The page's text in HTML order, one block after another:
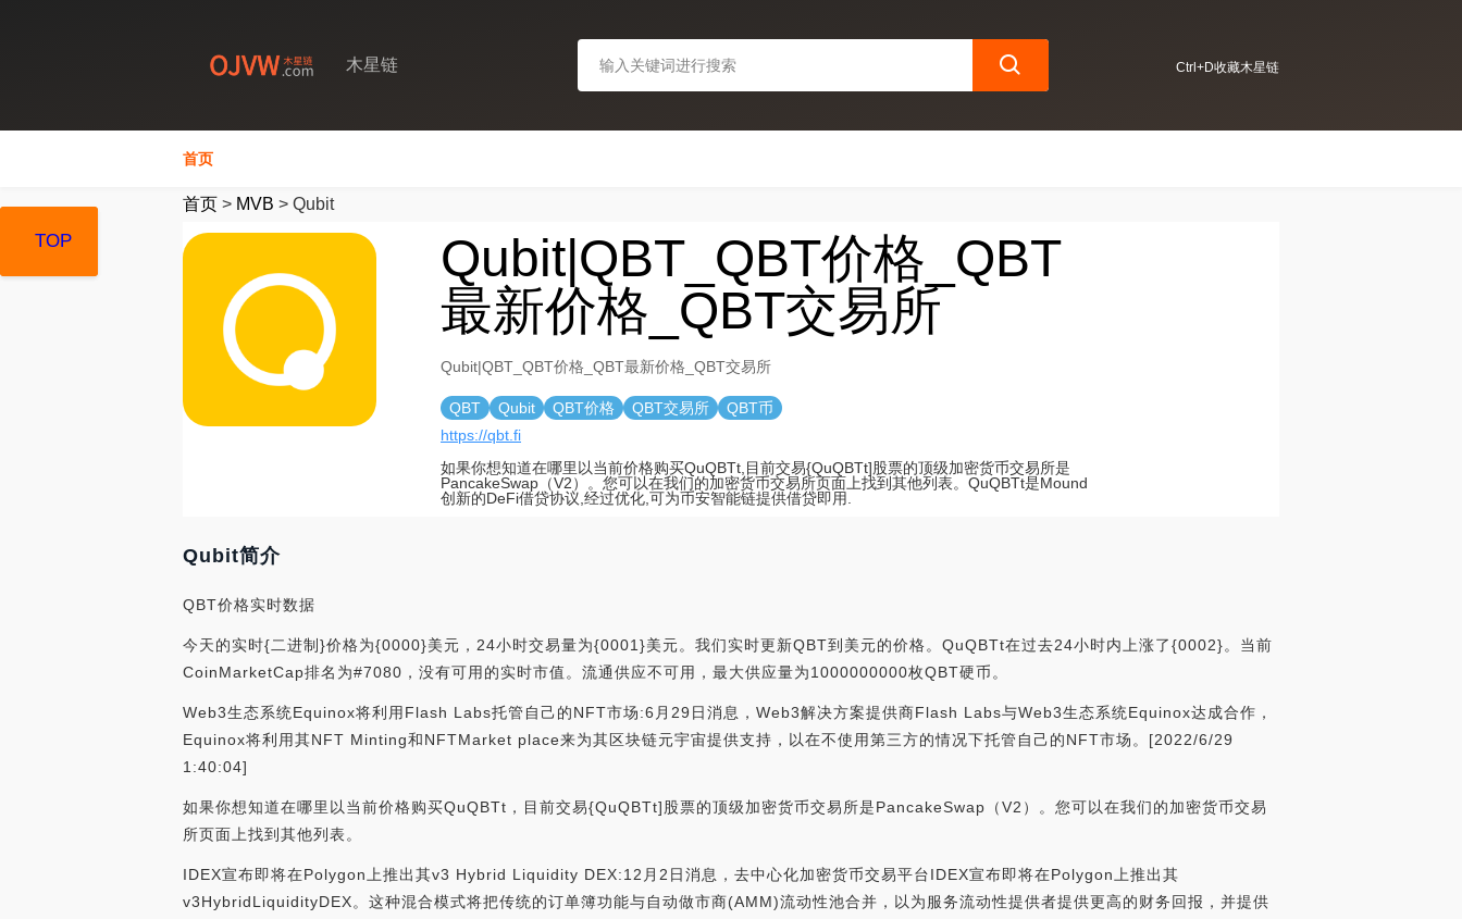
木星链 Ctrl+D收藏木星链
首页
首页 > MVB > Qubit
Qubit|QBT_QBT价格_QBT
最新价格_QBT交易所
Qubit|QBT_QBT价格_QBT最新价格_QBT交易所
QBT Qubit QBT价格 QBT交易所
QBT币
https://qbt.fi
如果你想知道在哪里以当前价格购买QuQBTt,目前交易{QuQBTt]股票的顶级加密货币交易所是
PancakeSwap（V2）。您可以在我们的加密货币交易所页面上找到其他列表。QuQBTt是Mound
创新的DeFi借贷协议,经过优化,可为币安智能链提供借贷即用.
Qubit简介
QBT价格实时数据
今天的实时{二进制}价格为{0000}美元，24小时交易量为{0001}美元。我们实时更新QBT到美元的价格。QuQBTt在过去24小时内上涨了{0002}。当前
CoinMarketCap排名为#7080，没有可用的实时市值。流通供应不可用，最大供应量为1000000000枚QBT硬币。
Web3生态系统Equinox将利用Flash Labs托管自己的NFT市场:6月29日消息，Web3解决方案提供商Flash Labs与Web3生态系统Equinox达成合作，
Equinox将利用其NFT Minting和NFTMarket place来为其区块链元宇宙提供支持，以在不使用第三方的情况下托管自己的NFT市场。[2022/6/29
1:40:04]
如果你想知道在哪里以当前价格购买QuQBTt，目前交易{QuQBTt]股票的顶级加密货币交易所是PancakeSwap（V2）。您可以在我们的加密货币交易
所页面上找到其他列表。
IDEX宣布即将在Polygon上推出其v3 Hybrid Liquidity DEX:12月2日消息，去中心化加密货币交易平台IDEX宣布即将在Polygon上推出其
v3HybridLiquidityDEX。这种混合模式将把传统的订单簿功能与自动做市商(AMM)流动性池合并，以为服务流动性提供者提供更高的财务回报，并提供
TOP
TOP
TOP